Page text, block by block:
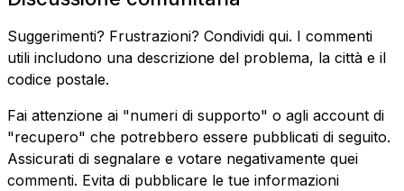
Suggerimenti? Frustrazioni? Condividi qui. I commenti
utili includono una descrizione del problema, la città e il
codice postale.
Fai attenzione ai "numeri di supporto" o agli account di
"recupero" che potrebbero essere pubblicati di seguito.
Assicurati di segnalare e votare negativamente quei
commenti. Evita di pubblicare le tue informazioni